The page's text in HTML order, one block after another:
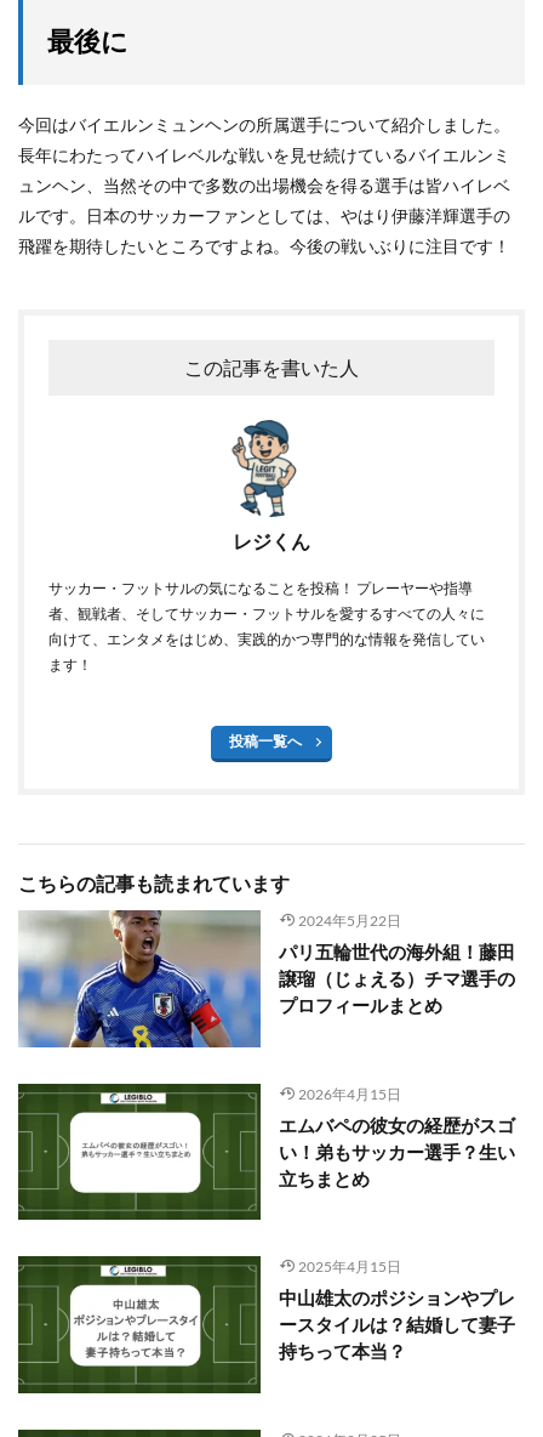
最後に
今回はバイエルンミュンヘンの所属選手について紹介しました。
長年にわたってハイレベルな戦いを見せ続けているバイエルンミ
ュンヘン、当然その中で多数の出場機会を得る選手は皆ハイレベ
ルです。日本のサッカーファンとしては、やはり伊藤洋輝選手の
飛躍を期待したいところですよね。今後の戦いぶりに注目です！
この記事を書いた人
レジくん
サッカー・フットサルの気になることを投稿！ プレーヤーや指導
者、観戦者、そしてサッカー・フットサルを愛するすべての人々に
向けて、エンタメをはじめ、実践的かつ専門的な情報を発信してい
ます！
投稿一覧へ
こちらの記事も読まれています
2024年5月22日
パリ五輪世代の海外組！藤田
譲瑠（じょえる）チマ選手の
プロフィールまとめ
2026年4月15日
エムバペの彼女の経歴がスゴ
い！弟もサッカー選手？生い
立ちまとめ
2025年4月15日
中山雄太のポジションやプレ
ースタイルは？結婚して妻子
持ちって本当？